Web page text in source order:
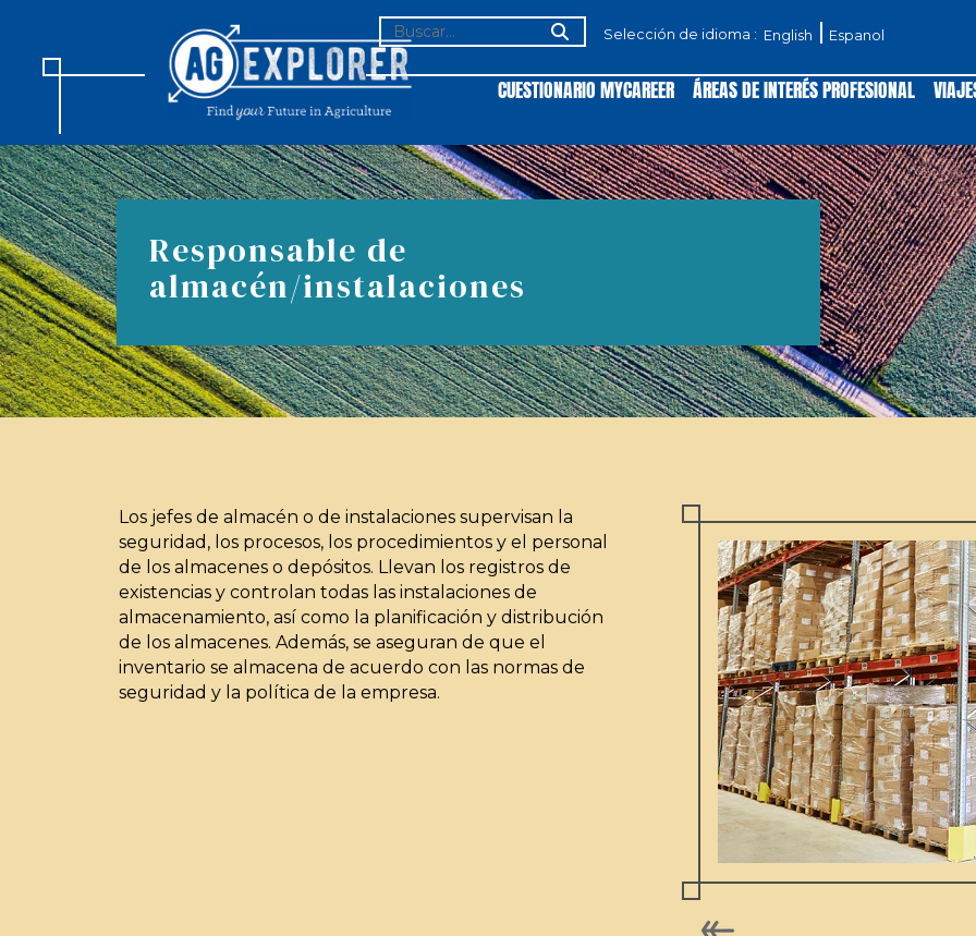
BUSCAR: Selección de idioma : English Espanol
CUESTIONARIO MYCAREER ÁREAS DE INTERÉS PROFESIONAL
Responsable de
almacén/instalaciones
Los jefes de almacén o de instalaciones supervisan la
seguridad, los procesos, los procedimientos y el personal
de los almacenes o depósitos. Llevan los registros de
existencias y controlan todas las instalaciones de
almacenamiento, así como la planificación y distribución
de los almacenes. Además, se aseguran de que el
inventario se almacena de acuerdo con las normas de
seguridad y la política de la empresa.